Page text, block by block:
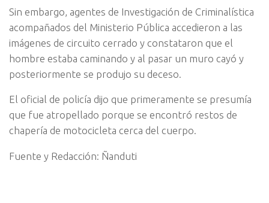
Sin embargo, agentes de Investigación de Criminalística
acompañados del Ministerio Pública accedieron a las
imágenes de circuito cerrado y constataron que el
hombre estaba caminando y al pasar un muro cayó y
posteriormente se produjo su deceso.
El oficial de policía dijo que primeramente se presumía
que fue atropellado porque se encontró restos de
chapería de motocicleta cerca del cuerpo.
Fuente y Redacción: Ñanduti